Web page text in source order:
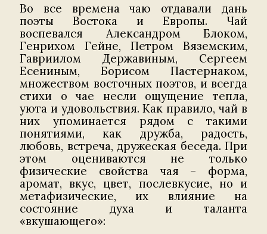
Во все времена чаю отдавали дань
поэты Востока и Европы. Чай
воспевался Александром Блоком,
Генрихом Гейне, Петром Вяземским,
Гавриилом Державиным, Сергеем
Есениным, Борисом Пастернаком,
множеством восточных поэтов, и всегда
стихи о чае несли ощущение тепла,
уюта и удовольствия. Как правило, чай в
них упоминается рядом с такими
понятиями, как дружба, радость,
любовь, встреча, дружеская беседа. При
этом оцениваются не только
физические свойства чая – форма,
аромат, вкус, цвет, послевкусие, но и
метафизические, их влияние на
состояние духа и таланта
«вкушающего»: